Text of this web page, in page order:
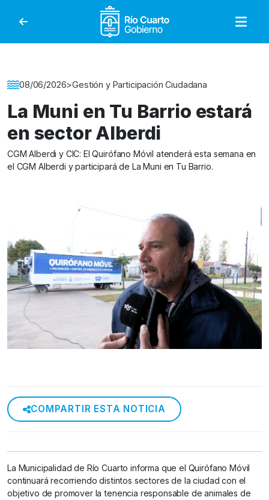
Gobierno de Río
Detalle de la Noticia
08/06/2026>Gestión y Participación Ciudadana
La Muni en Tu Barrio estará
en sector Alberdi
CGM Alberdi y CIC: El Quirófano Móvil atenderá esta semana en
el CGM Alberdi y participará de La Muni en Tu Barrio.
COMPARTIR ESTA NOTICIA
La Municipalidad de Río Cuarto informa que el Quirófano Móvil
continuará recorriendo distintos sectores de la ciudad con el
objetivo de promover la tenencia responsable de animales de